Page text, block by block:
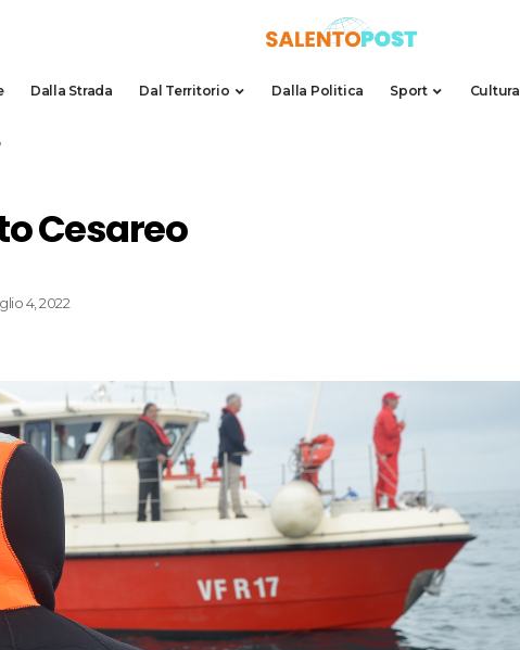
Dalla Strada Dal Territorio Dalla Politica Sport Cultura
Cesareo
4, 2022